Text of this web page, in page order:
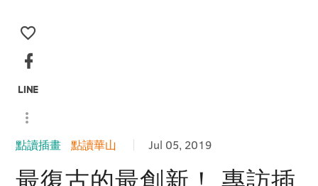
點讀插畫 點讀華山 Jul 05, 2019
最復古的最創新！ 專訪插